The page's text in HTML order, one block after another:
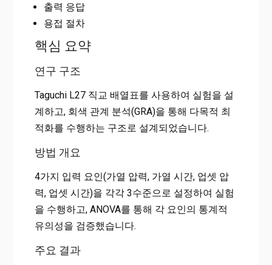
출력 응답
용접 절차
핵심 요약
연구 구조
Taguchi L27 직교 배열표를 사용하여 실험을 설
계하고, 회색 관계 분석(GRA)을 통해 다목적 최
적화를 수행하는 구조로 설계되었습니다.
방법 개요
4가지 입력 요인(가열 압력, 가열 시간, 업셋 압
력, 업셋 시간)을 각각 3수준으로 설정하여 실험
을 수행하고, ANOVA를 통해 각 요인의 통계적
유의성을 검증했습니다.
주요 결과